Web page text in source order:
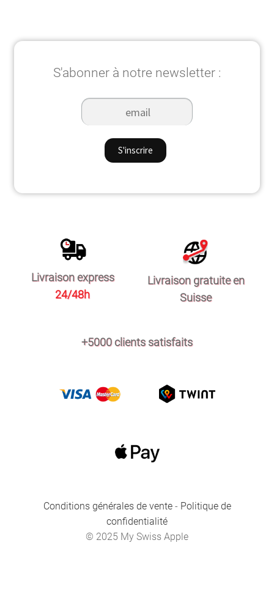
S'abonner à notre newsletter :
Livraison express
24/48h
Livraison gratuite en
Suisse
+5000 clients satisfaits
Conditions générales de vente- Politique de
confidentialité
© 2025 My Swiss Apple